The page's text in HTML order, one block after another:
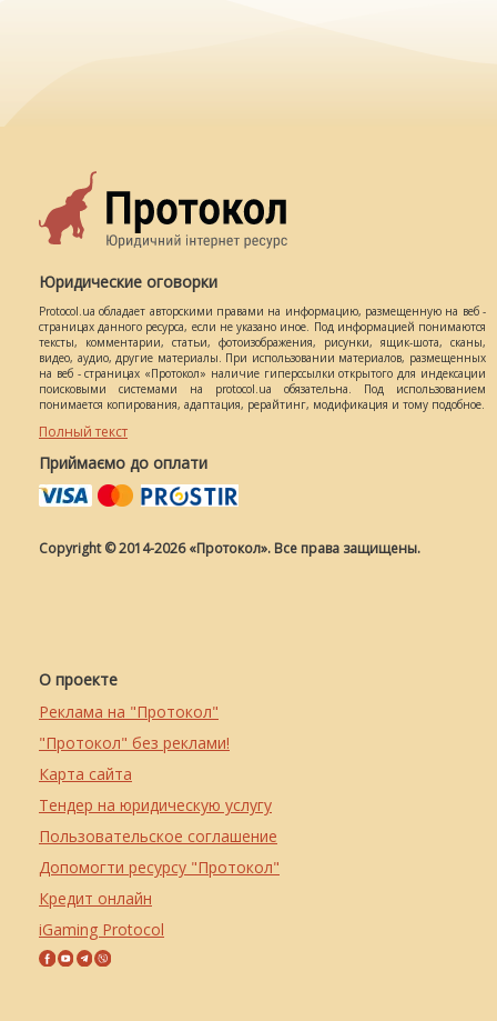
Юридические оговорки
Protocol.ua обладает авторскими правами на информацию, размещенную на веб -
страницах данного ресурса, если не указано иное. Под информацией понимаются
тексты, комментарии, статьи, фотоизображения, рисунки, ящик-шота, сканы,
видео, аудио, другие материалы. При использовании материалов, размещенных
на веб - страницах «Протокол» наличие гиперссылки открытого для индексации
поисковыми системами на protocol.ua обязательна. Под использованием
понимается копирования, адаптация, рерайтинг, модификация и тому подобное.
Полный текст
Приймаємо до оплати
Copyright © 2014-2026 «Протокол». Все права защищены.
О проекте
Реклама на "Протокол"
"Протокол" без реклами!
Карта сайта
Тендер на юридическую услугу
Пользовательское соглашение
Допомогти ресурсу "Протокол"
Кредит онлайн
iGaming Protocol